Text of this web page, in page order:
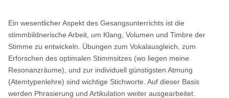
Ein wesentlicher Aspekt des Gesangsunterrichts ist die
stimmbildnerische Arbeit, um Klang, Volumen und Timbre der
Stimme zu entwickeln. Übungen zum Vokalausgleich, zum
Erforschen des optimalen Stimmsitzes (wo liegen meine
Resonanzräume), und zur individuell günstigsten Atmung
(Atemtypenlehre) sind wichtige Stichworte. Auf dieser Basis
werden Phrasierung und Artikulation weiter ausgearbeitet.